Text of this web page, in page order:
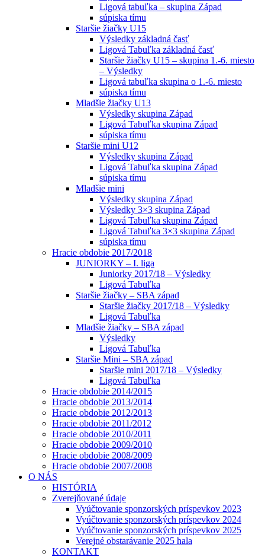
Ligová tabuľka – skupina Západ
súpiska tímu
Staršie žiačky U15
Výsledky základná časť
Ligová Tabuľka základná časť
Staršie žiačky U15 – skupina 1.-6. miesto
– Výsledky
Ligová tabuľka skupina o 1.-6. miesto
súpiska tímu
Mladšie žiačky U13
Výsledky skupina Západ
Ligová Tabuľka skupina Západ
súpiska tímu
Staršie mini U12
Výsledky skupina Západ
Ligová Tabuľka skupina Západ
súpiska tímu
Mladšie mini
Výsledky skupina Západ
Výsledky 3×3 skupina Západ
Ligová Tabuľka skupina Západ
Ligová Tabuľka 3×3 skupina Západ
súpiska tímu
Hracie obdobie 2017/2018
JUNIORKY – I. liga
Juniorky 2017/18 – Výsledky
Ligová Tabuľka
Staršie žiačky – SBA západ
Staršie žiačky 2017/18 – Výsledky
Ligová Tabuľka
Mladšie žiačky – SBA západ
Výsledky
Ligová Tabuľka
Staršie Mini – SBA západ
Staršie mini 2017/18 – Výsledky
Ligová Tabuľka
Hracie obdobie 2014/2015
Hracie obdobie 2013/2014
Hracie obdobie 2012/2013
Hracie obdobie 2011/2012
Hracie obdobie 2010/2011
Hracie obdobie 2009/2010
Hracie obdobie 2008/2009
Hracie obdobie 2007/2008
O NÁS
HISTÓRIA
Zverejňované údaje
Vyúčtovanie sponzorských príspevkov 2023
Vyúčtovanie sponzorských príspevkov 2024
Vyúčtovanie sponzorských príspevkov 2025
Verejné obstarávanie 2025 hala
KONTAKT